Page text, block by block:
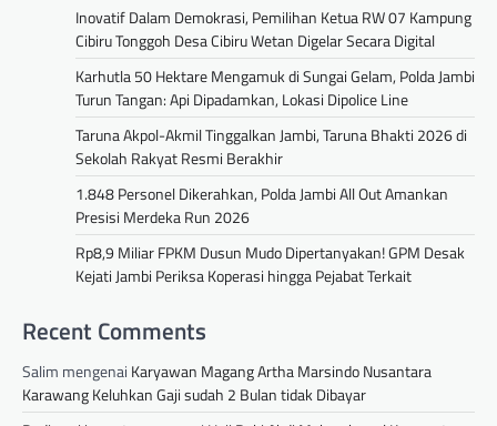
Inovatif Dalam Demokrasi, Pemilihan Ketua RW 07 Kampung
Cibiru Tonggoh Desa Cibiru Wetan Digelar Secara Digital
Karhutla 50 Hektare Mengamuk di Sungai Gelam, Polda Jambi
Turun Tangan: Api Dipadamkan, Lokasi Dipolice Line
Taruna Akpol-Akmil Tinggalkan Jambi, Taruna Bhakti 2026 di
Sekolah Rakyat Resmi Berakhir
1.848 Personel Dikerahkan, Polda Jambi All Out Amankan
Presisi Merdeka Run 2026
Rp8,9 Miliar FPKM Dusun Mudo Dipertanyakan! GPM Desak
Kejati Jambi Periksa Koperasi hingga Pejabat Terkait
Recent Comments
Salim mengenai Karyawan Magang Artha Marsindo Nusantara
Karawang Keluhkan Gaji sudah 2 Bulan tidak Dibayar